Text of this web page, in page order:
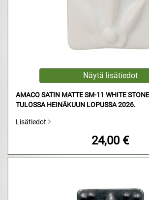
AMACO SATIN MATTE SM-11 WHITE
TULOSSA HEINÄKUUN LOPUSSA 2026.
Lisätiedot
24,00 €